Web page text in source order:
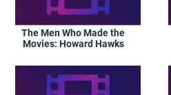
The Men Who Made the
Movies: Howard Hawks